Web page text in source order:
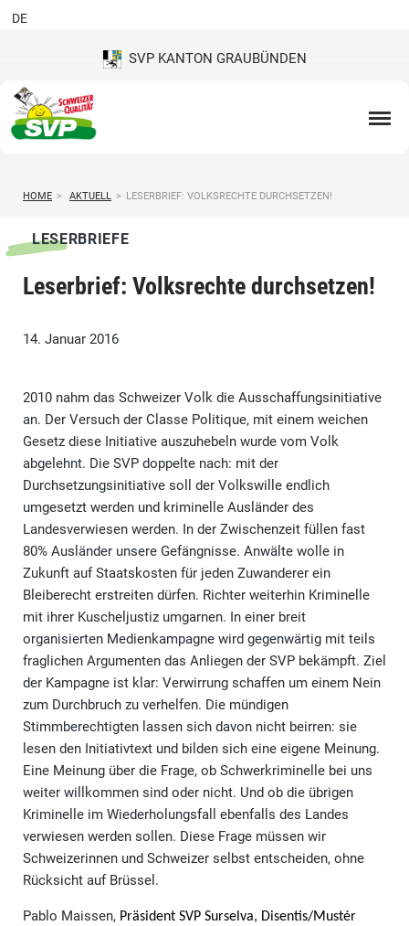
SVP KANTON GRAUBÜNDEN
DE
HOME > AKTUELL > LESERBRIEF: VOLKSRECHTE DURCHSETZEN!
LESERBRIEFE
Leserbrief: Volksrechte durchsetzen!
14. Januar 2016
2010 nahm das Schweizer Volk die Ausschaffungsinitiative
an. Der Versuch der Classe Politique, mit einem weichen
Gesetz diese Initiative auszuhebeln wurde vom Volk
abgelehnt. Die SVP doppelte nach: mit der
Durchsetzungsinitiative soll der Volkswille endlich
umgesetzt werden und kriminelle Ausländer des
Landesverwiesen werden. In der Zwischenzeit füllen fast
80% Ausländer unsere Gefängnisse. Anwälte wolle in
Zukunft auf Staatskosten für jeden Zuwanderer ein
Bleiberecht erstreiten dürfen. Richter weiterhin Kriminelle
mit ihrer Kuscheljustiz umgarnen. In einer breit
organisierten Medienkampagne wird gegenwärtig mit teils
fraglichen Argumenten das Anliegen der SVP bekämpft. Ziel
der Kampagne ist klar: Verwirrung schaffen um einem Nein
zum Durchbruch zu verhelfen. Die mündigen
Stimmberechtigten lassen sich davon nicht beirren: sie
lesen den Initiativtext und bilden sich eine eigene Meinung.
Eine Meinung über die Frage, ob Schwerkriminelle bei uns
weiter willkommen sind oder nicht. Und ob die übrigen
Kriminelle im Wiederholungsfall ebenfalls des Landes
verwiesen werden sollen. Diese Frage müssen wir
Schweizerinnen und Schweizer selbst entscheiden, ohne
Rücksicht auf Brüssel.
Pablo Maissen, Präsident SVP Surselva, Disentis/Mustér